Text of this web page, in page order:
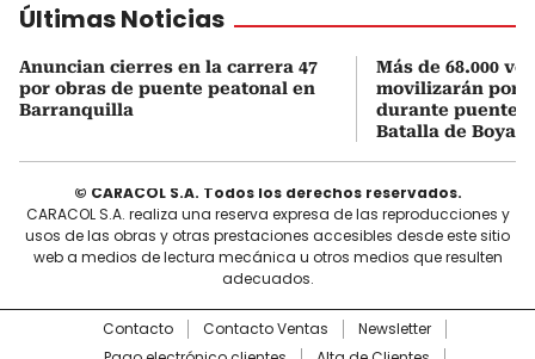
Últimas Noticias
Anuncian cierres en la carrera 47
por obras de puente peatonal en
Barranquilla
Más de 68.000
movilizarán por
durante puente
Batalla de Boyacá
© CARACOL S.A. Todos los derechos reservados.
CARACOL S.A. realiza una reserva expresa de las reproducciones y
usos de las obras y otras prestaciones accesibles desde este sitio
web a medios de lectura mecánica u otros medios que resulten
adecuados.
Contacto Contacto Ventas
Newsletter